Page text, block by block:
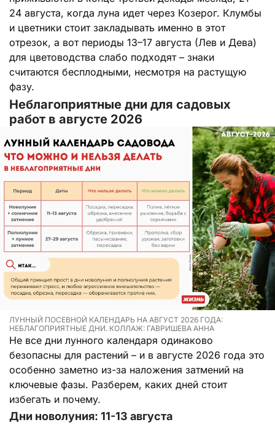
24 августа, когда луна идет через Козерог. Клумбы
и цветники стоит закладывать именно в этот
отрезок, а вот периоды 13–17 августа (Лев и Дева)
для цветоводства слабо подходят – знаки
считаются бесплодными, несмотря на растущую
фазу.
Неблагоприятные дни для садовых
работ в августе 2026
ЛУННЫЙ ПОСЕВНОЙ КАЛЕНДАРЬ НА АВГУСТ 2026 ГОДА:
НЕБЛАГОПРИЯТНЫЕ ДНИ. КОЛЛАЖ: ГАВРИШЕВА АННА
Не все дни лунного календаря одинаково
безопасны для растений – и в августе 2026 года это
особенно заметно из-за наложения затмений на
ключевые фазы. Разберем, каких дней стоит
избегать и почему.
Дни новолуния: 11-13 августа